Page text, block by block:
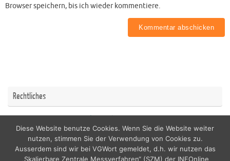
Browser speichern, bis ich wieder kommentiere.
Rechtliches
Impressum Datenschutzerklärung
Diese Website benutze Cookies. Wenn Sie die Website weiter
nutzen, stimmen Sie der Verwendung von Cookies zu.
Ausserdem sind wir bei VGWort gemeldet, d.h. wir nutzen das
„Skalierbare Zentrale Messverfahren“ (SZM) der INFOnline